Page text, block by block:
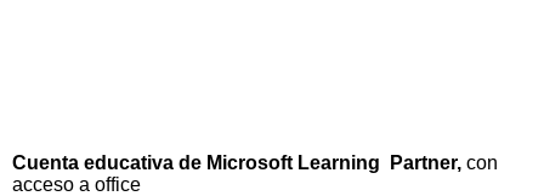
Cuenta educativa de Microsoft Learning Partner, con
acceso a office